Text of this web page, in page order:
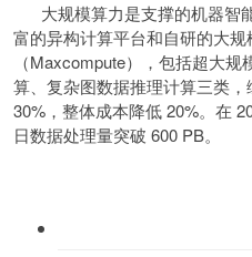
大规模算力是支撑的机器智
富的异构计算平台和自研的大
（Maxcompute），包括超大
算、复杂图数据推理计算三类
30%，整体成本降低 20%。在
日数据处理量突破 600 PB。